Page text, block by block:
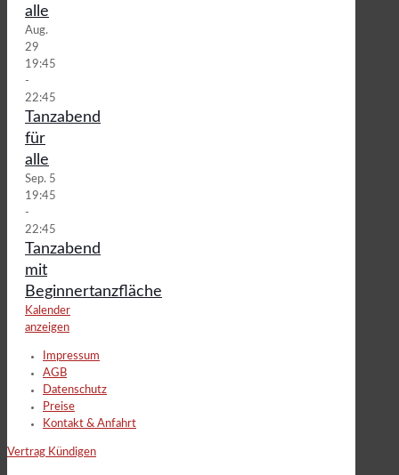
alle
Aug.
29
19:45
-
22:45
Tanzabend
für
alle
Sep. 5
19:45
-
22:45
Tanzabend
mit
Beginnertanzfläche
Kalender
anzeigen
Impressum
AGB
Datenschutz
Preise
Kontakt & Anfahrt
Vertrag Kündigen